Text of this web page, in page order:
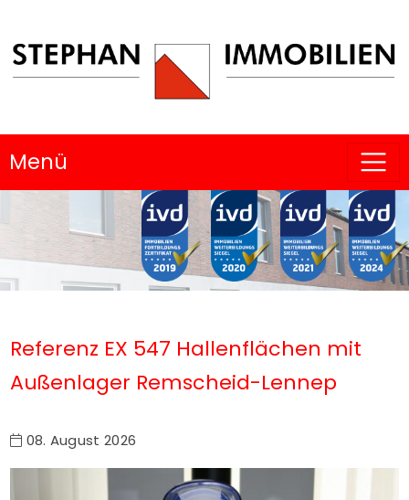
Menü
Referenz EX 547 Hallenflächen mit
Außenlager Remscheid-Lennep
08. August 2026